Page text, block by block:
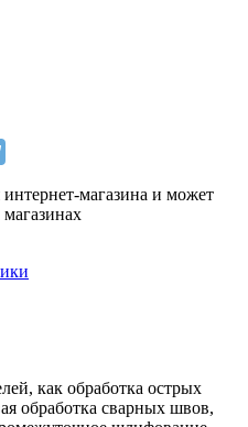
магазина и может
как обработка острых
обработка сварных швов,